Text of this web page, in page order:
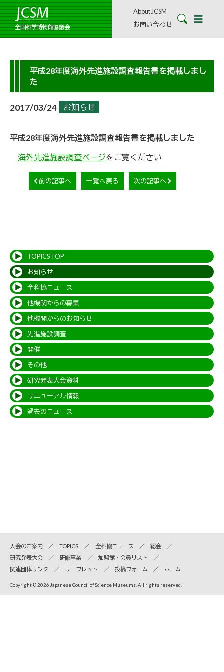
全国科学博物館協議会
About JCSM
お問い合わせ
平成28年度海外先進施設調査報告書を掲載しまし
た
2017/03/24 お知らせ
平成28年度海外先進施設調査報告書を掲載しました
海外先進施設調査ページをご覧ください
前の記事へ 一覧へ戻る 次の記事へ
TOPICS TOP
お知らせ
全科協ニュース
他機関からの募集
他機関からのお知らせ
先進施設調査
開催
その他
研究発表大会資料
リニューアル情報
過去のニュース
入会のご案内 TOPICS 全科協ニュース
総会
研究発表大会
研修事業
加盟館・会員リスト
関連団体リンク
リーフレット 投稿フォーム ホーム
Copyright © 2026 Japanese Council of Science Museums. All rights reserved.